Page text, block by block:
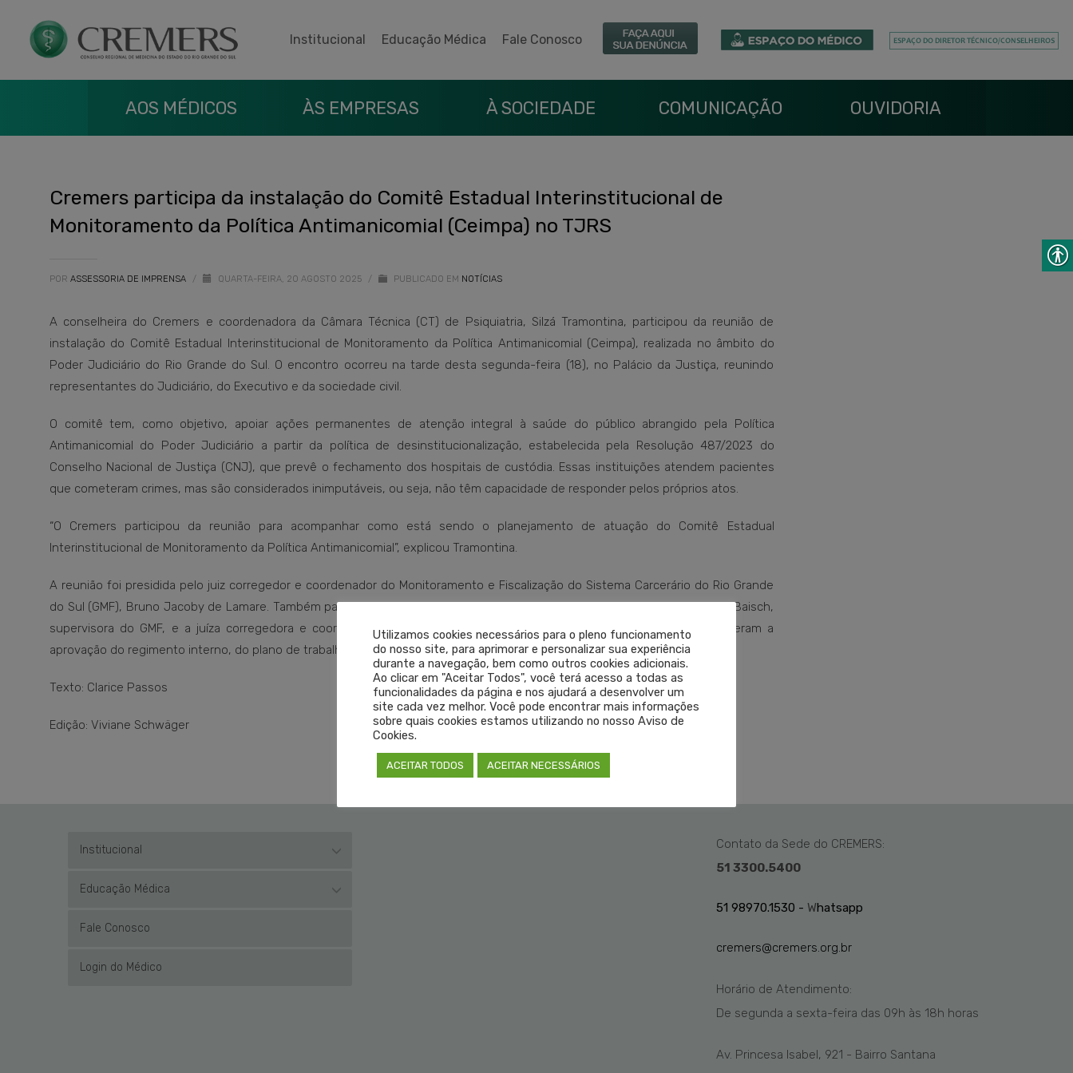
Institucional Educação Médica Fale Conosco
AOS MÉDICOS ÀS EMPRESAS À SOCIEDADE COMUNICAÇÃO OUVIDORIA
Cremers participa da instalação do Comitê Estadual Interinstitucional de
Monitoramento da Política Antimanicomial (Ceimpa) no TJRS
POR ASSESSORIA DE IMPRENSA / QUARTA-FEIRA, 20 AGOSTO 2025 / PUBLICADO EM NOTÍCIAS
A conselheira do Cremers e coordenadora da Câmara Técnica (CT) de Psiquiatria, Silzá Tramontina, participou da reunião de
instalação do Comitê Estadual Interinstitucional de Monitoramento da Política Antimanicomial (Ceimpa), realizada no âmbito do
Poder Judiciário do Rio Grande do Sul. O encontro ocorreu na tarde desta segunda-feira (18), no Palácio da Justiça, reunindo
representantes do Judiciário, do Executivo e da sociedade civil.
O comitê tem, como objetivo, apoiar ações permanentes de atenção integral à saúde do público abrangido pela Política
Antimanicomial do Poder Judiciário a partir da política de desinstitucionalização, estabelecida pela Resolução 487/2023 do
Conselho Nacional de Justiça (CNJ), que prevê o fechamento dos hospitais de custódia. Essas instituições atendem pacientes
que cometeram crimes, mas são considerados inimputáveis, ou seja, não têm capacidade de responder pelos próprios atos.
“O Cremers participou da reunião para acompanhar como está sendo o planejamento de atuação do Comitê Estadual
Interinstitucional de Monitoramento da Política Antimanicomial”, explicou Tramontina.
A reunião foi presidida pelo juiz corregedor e coordenador do Monitoramento e Fiscalização do Sistema Carcerário do Rio Grande
do Sul (GMF), Bruno Jacoby de Lamare. Também participaram da reunião a corregedora-geral da Justiça, Fabianne Breton Baisch,
supervisora do GMF, e a juíza corregedora e coordenadora do GMF, Carla Fernanda De Cesero Haass. Na pauta, estiveram a
aprovação do regimento interno, do plano de trabalho e do cronograma de reuniões do comitê.
Texto: Clarice Passos
Edição: Viviane Schwäger
Institucional
Educação Médica
Fale Conosco
Login do Médico
Contato da Sede do CREMERS:
51 3300.5400
51 98970.1530 - Whatsapp
cremers@cremers.org.br
Horário de Atendimento:
De segunda a sexta-feira das 09h às 18h horas
Av. Princesa Isabel, 921 - Bairro Santana
Utilizamos cookies necessários para o pleno funcionamento
do nosso site, para aprimorar e personalizar sua experiência
durante a navegação, bem como outros cookies adicionais.
Ao clicar em "Aceitar Todos", você terá acesso a todas as
funcionalidades da página e nos ajudará a desenvolver um
site cada vez melhor. Você pode encontrar mais informações
sobre quais cookies estamos utilizando no nosso Aviso de
Cookies.
ACEITAR TODOS ACEITAR NECESSÁRIOS